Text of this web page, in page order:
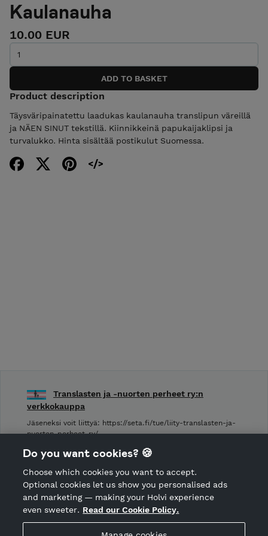
Kaulanauha
10.00 EUR
Product description
Täysväripainatettu laadukas kaulanauha translipun väreillä
ja NÄEN SINUT tekstillä. Kiinnikkeinä papukaijaklipsi ja
turvalukko. Hinta sisältää postikulut Suomessa.
Hosted by Holvi
Translasten ja -nuorten perheet ry:n
verkkokauppa
Jäseneksi voit liittyä: https://seta.fi/tue/liity-translasten-ja-
nuorten-perheet-ry/
Shop privacy policy
CANCEL ORDER
Do you want cookies? 🍪
Choose which cookies you want to accept.
Optional cookies let us show you personalised ads
and marketing — making your Holvi experience
even sweeter. Read our Cookie Policy.